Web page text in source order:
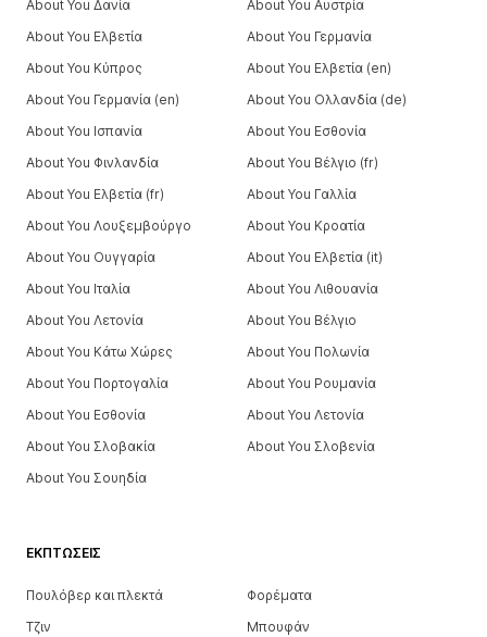
ΕΚΠΤΏΣΕΙΣ
Πουλόβερ και πλεκτά
Φορέματα
Τζιν
Μπουφάν
About You Δανία
About You Αυστρία
About You Ελβετία
About You Γερμανία
About You Κύπρος
About You Ελβετία (en)
About You Γερμανία (en)
About You Ολλανδία (de)
About You Ισπανία
About You Εσθονία
About You Φινλανδία
About You Βέλγιο (fr)
About You Ελβετία (fr)
About You Γαλλία
About You Λουξεμβούργο
About You Κροατία
About You Ουγγαρία
About You Ελβετία (it)
About You Ιταλία
About You Λιθουανία
About You Λετονία
About You Βέλγιο
About You Κάτω Χώρες
About You Πολωνία
About You Πορτογαλία
About You Ρουμανία
About You Εσθονία
About You Λετονία
About You Σλοβακία
About You Σλοβενία
About You Σουηδία